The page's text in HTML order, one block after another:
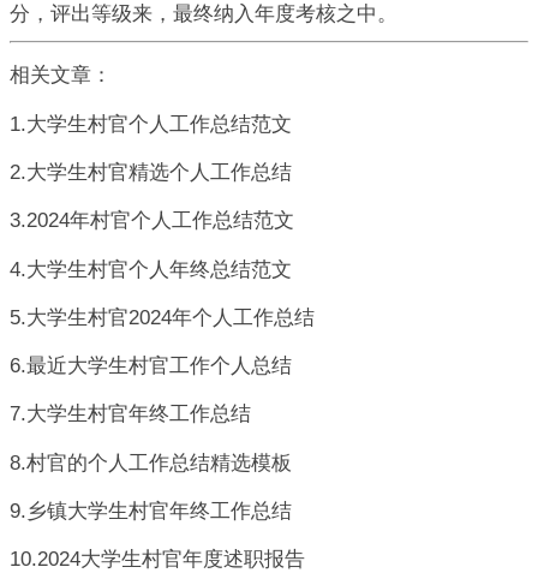
分，评出等级来，最终纳入年度考核之中。
相关文章：
1.大学生村官个人工作总结范文
2.大学生村官精选个人工作总结
3.2024年村官个人工作总结范文
4.大学生村官个人年终总结范文
5.大学生村官2024年个人工作总结
6.最近大学生村官工作个人总结
7.大学生村官年终工作总结
8.村官的个人工作总结精选模板
9.乡镇大学生村官年终工作总结
10.2024大学生村官年度述职报告